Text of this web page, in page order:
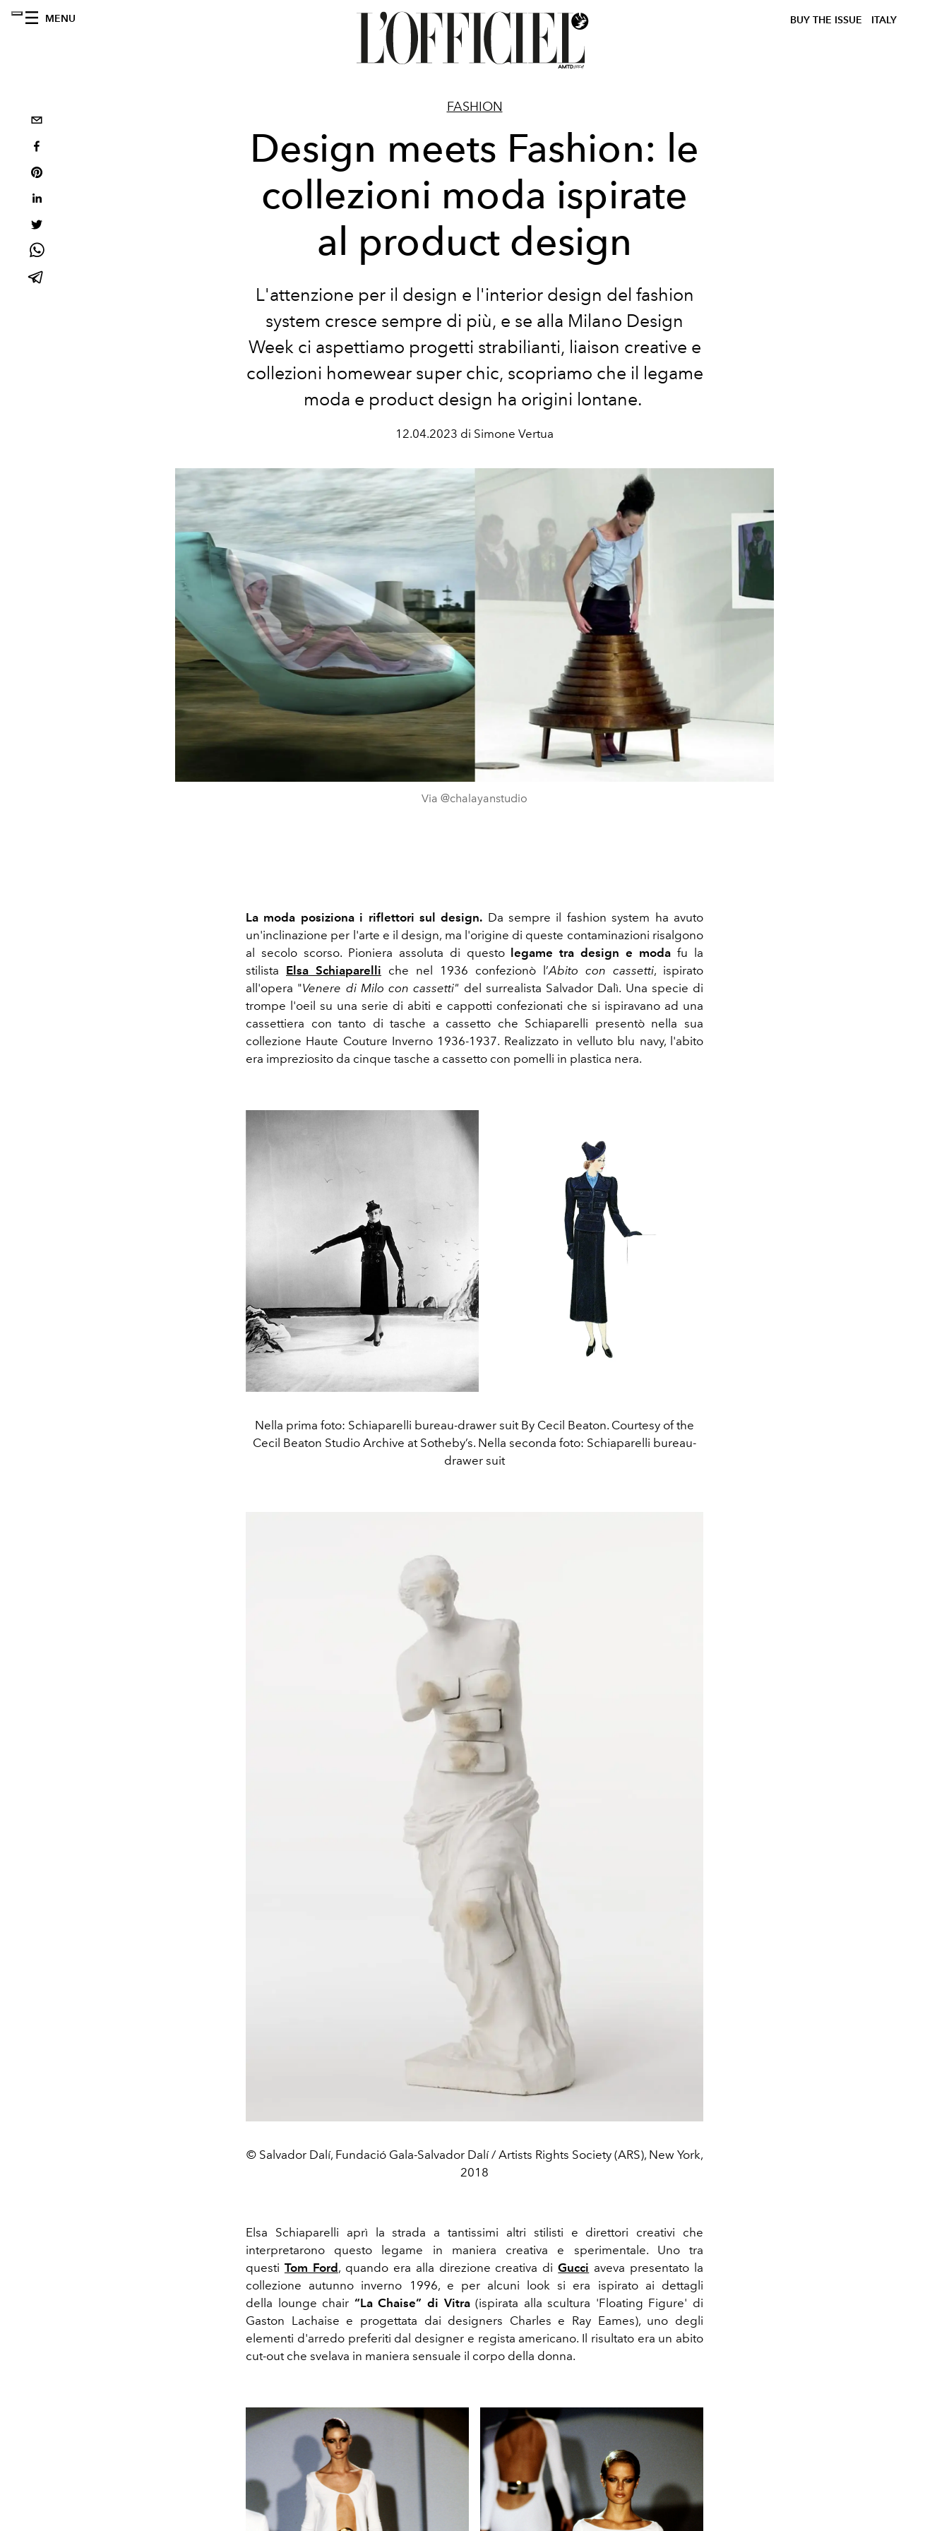
MENU BUY THE ISSUE ITALY
FASHION
Design meets Fashion: le
collezioni moda ispirate
al product design
L'attenzione per il design e l'interior design del fashion
system cresce sempre di più, e se alla Milano Design
Week ci aspettiamo progetti strabilianti, liaison creative e
collezioni homewear super chic, scopriamo che il legame
moda e product design ha origini lontane.
12.04.2023 di Simone Vertua
Via @chalayanstudio
La moda posiziona i riflettori sul design. Da sempre il fashion system ha avuto
un'inclinazione per l'arte e il design, ma l'origine di queste contaminazioni risalgono
al secolo scorso. Pioniera assoluta di questo legame tra design e moda fu la
stilista Elsa Schiaparelli che nel 1936 confezionò l’Abito con cassetti, ispirato
all'opera "Venere di Milo con cassetti" del surrealista Salvador Dalì. Una specie di
trompe l'oeil su una serie di abiti e cappotti confezionati che si ispiravano ad una
cassettiera con tanto di tasche a cassetto che Schiaparelli presentò nella sua
collezione Haute Couture Inverno 1936-1937. Realizzato in velluto blu navy, l'abito
era impreziosito da cinque tasche a cassetto con pomelli in plastica nera.
Nella prima foto: Schiaparelli bureau-drawer suit By Cecil Beaton. Courtesy of the
Cecil Beaton Studio Archive at Sotheby’s. Nella seconda foto: Schiaparelli bureau-
drawer suit
© Salvador Dalí, Fundació Gala-Salvador Dalí / Artists Rights Society (ARS), New York,
2018
E lsa Schiaparelli aprì la strada a tantissimi altri stilisti e direttori creativi che
interpretarono questo legame in maniera creativa e sperimentale. Uno tra
questi Tom Ford , quando era alla direzione creativa diGucci aveva presentato la
collezione autunno inverno 1996, e per alcuni look si era ispirato ai dettagli
della lounge chair “La Chaise” di Vitra(ispirata alla scultura 'Floating Figure' di
Gaston Lachaise e progettata dai designers Charles e Ray Eames), uno degli
elementi d'arredo preferiti dal designer e regista americano. Il risultato era un abito
cut-out che svelava in maniera sensuale il corpo della donna.